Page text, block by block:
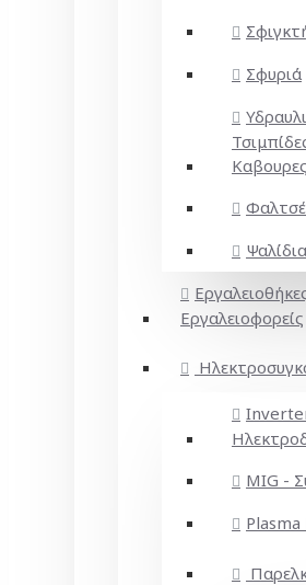
Σφυριά
Καβουρες
Ψαλίδια
Εργαλειοφορείς
MIG -